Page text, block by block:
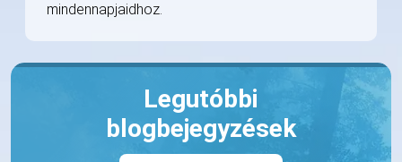
mindennapjaidhoz.
Legutóbbi
blogbejegyzések